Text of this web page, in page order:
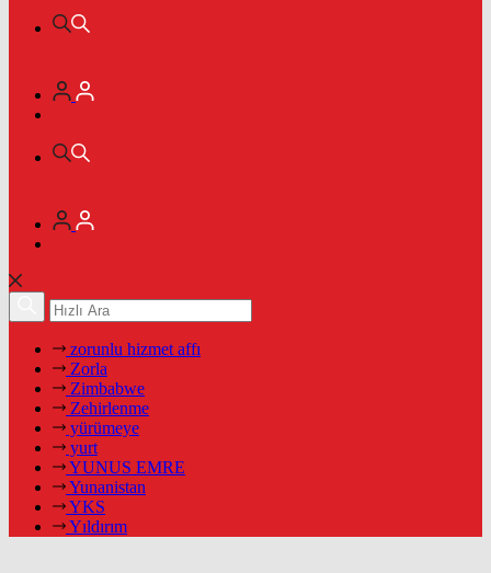
zorunlu hizmet affı
Zorla
Zimbabwe
Zehirlenme
yürümeye
yurt
YUNUS EMRE
Yunanistan
YKS
Yıldırım